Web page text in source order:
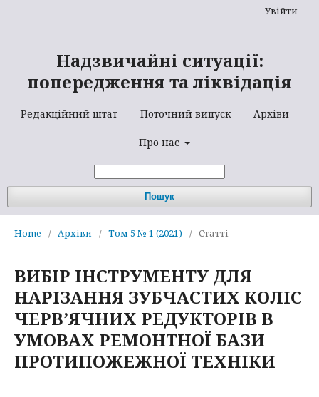
Надзвичайні ситуації:
попередження та ліквідація
Редакційний штат Поточний випуск Архіви
Про нас
Пошук
Увійти
Home / Архіви / Том 5 № 1 (2021) / Статті
ВИБІР ІНСТРУМЕНТУ ДЛЯ
НАРІЗАННЯ ЗУБЧАСТИХ КОЛІС
ЧЕРВ’ЯЧНИХ РЕДУКТОРІВ В
УМОВАХ РЕМОНТНОЇ БАЗИ
ПРОТИПОЖЕЖНОЇ ТЕХНІКИ